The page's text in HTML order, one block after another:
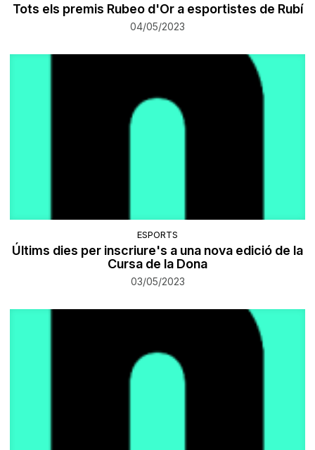
Tots els premis Rubeo d'Or a esportistes de Rubí
04/05/2023
ESPORTS
Últims dies per inscriure's a una nova edició de la
Cursa de la Dona
03/05/2023